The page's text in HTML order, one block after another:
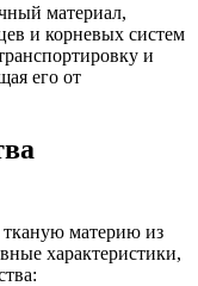
материал,
и корневых систем
и
его от
материю из
характеристики,